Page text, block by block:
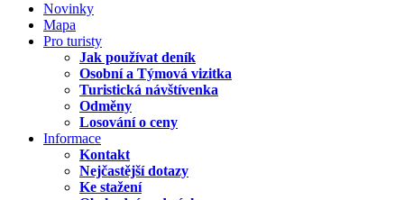
Novinky
Mapa
Pro turisty
Jak používat deník
Osobní a Týmová vizitka
Turistická návštívenka
Odměny
Losování o ceny
Informace
Kontakt
Nejčastější dotazy
Ke stažení